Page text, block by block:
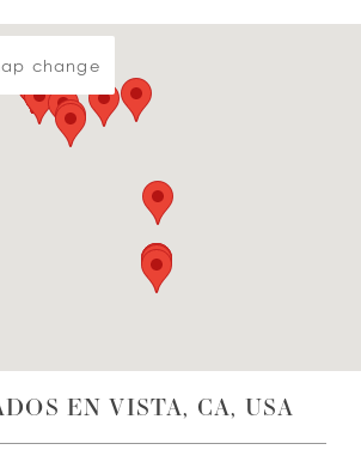
change
EN VISTA, CA, USA